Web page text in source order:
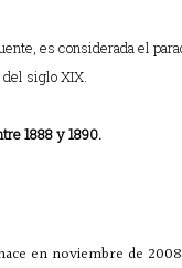
es considerada el
siglo XIX.
1888 y 1890.
en noviembre de